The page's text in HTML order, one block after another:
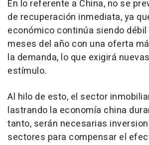
En lo referente a China, no se
de recuperación inmediata, ya
económico continúa siendo
meses del año con una oferta
la demanda, lo que exigirá
estímulo.
Al hilo de esto, el sector
lastrando la economía china
tanto, serán necesarias
sectores para compensar el